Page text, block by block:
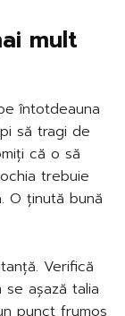
mult
întotdeauna
să tragi de
că o să
trebuie
O ținută bună
Verifică
așază talia
punct frumos